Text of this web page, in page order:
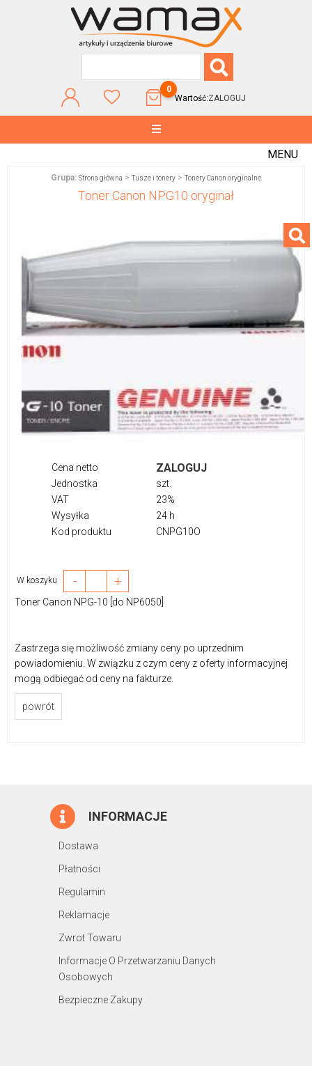
0
Wartość:ZALOGUJ
MENU
Grupa: Strona główna >Tusze i tonery >Tonery Canon oryginalne
Toner Canon NPG10 oryginał
Cena netto ZALOGUJ
Jednostka
szt.
VAT
23%
Wysyłka
24 h
Kod produktu
CNPG10O
W koszyku - +
Toner Canon NPG-10 [do NP6050]
Zastrzega się możliwość zmiany ceny po uprzednim
powiadomieniu. W związku z czym ceny z oferty informacyjnej
mogą odbiegać od ceny na fakturze.
powrót
INFORMACJE
Dostawa
Płatności
Regulamin
Reklamacje
Zwrot Towaru
Informacje O Przetwarzaniu Danych
Osobowych
Bezpieczne Zakupy